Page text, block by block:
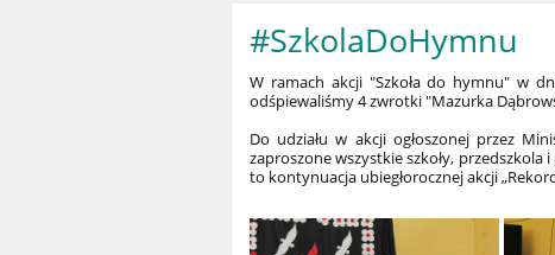
oddamy":
#SzkolaDoHymnu
W ramach akcji "Szkoła do hymnu" w
odśpiewaliśmy 4 zwrotki "Mazurka
Do udziału w akcji ogłoszonej przez
zaproszone wszystkie szkoły, przedszkola
to kontynuacja ubiegłorocznej akcji